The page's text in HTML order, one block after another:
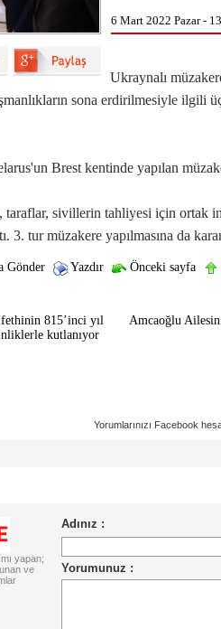
6 Mart 2022 Pazar -
Ukraynalı
sona erdirilmesiyle ilgili
Brest kentinde yapılan
taraflar, sivillerin tahliyesi için ortak
3. tur müzakere yapılmasına da
Gönder Yazdır Önceki sayfa
fethinin 815’inci yıl
kutlanıyor
Amcaoğlu
Yorumlarınızı Facebook
yapan;
ve